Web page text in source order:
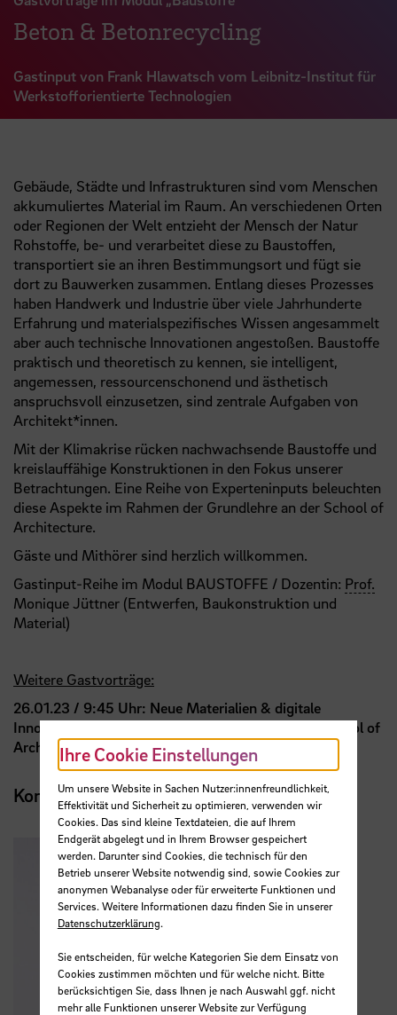
Beton & Betonrecycling
Gastinput von Frank Hlawatsch vom Leibnitz-Institut für
Werkstofforientierte Technologien
Gebäude, Städte und Infrastrukturen sind vom Menschen
akkumuliertes Material im Raum. An verschiedenen Orten
oder Regionen der Welt entzieht der Mensch der Natur
Rohstoffe, be- und verarbeitet diese zu Baustoffen,
transportiert sie an ihren Bestimmungsort und fügt sie
dort zu Bauwerken zusammen. Entlang dieses Prozesses
haben Handwerk und Industrie über viele Jahrhunderte
Erfahrung und materialspezifisches Wissen angesammelt
aber auch technische Innovationen angestoßen. Baustoffe
praktisch und theoretisch zu kennen, sie intelligent,
angemessen, ressourcenschonend und ästhetisch
anspruchsvoll einzusetzen, sind zentrale Aufgaben von
Architekt*innen.
Mit der Klimakrise rücken nachwachsende Baustoffe und
kreislauffähige Konstruktionen in den Fokus unserer
Betrachtungen. Eine Reihe von Experteninputs beleuchten
diese Aspekte im Rahmen der Grundlehre an der School of
Architecture.
Gäste und Mithörer sind herzlich willkommen.
Gastinput-Reihe im Modul BAUSTOFFE / Dozentin: Prof.
Monique Jüttner (Entwerfen, Baukonstruktion und
Material)
Weitere Gastvorträge:
26.01.23 / 9:45 Uhr: Neue Materialien & digitale
Innovation / Gastinput
Katrin M. Wiertelarz (School of
Architecture Bremen)
Kontakt
Ihre Cookie Einstellungen
Um unsere Website in Sachen Nutzer:innenfreundlichkeit,
Effektivität und Sicherheit zu optimieren, verwenden wir
Cookies. Das sind kleine Textdateien, die auf Ihrem
Endgerät abgelegt und in Ihrem Browser gespeichert
werden. Darunter sind Cookies, die technisch für den
Betrieb unserer Website notwendig sind, sowie Cookies zur
anonymen Webanalyse oder für erweiterte Funktionen und
Services. Weitere Informationen dazu finden Sie in unserer
Datenschutzerklärung.
Sie entscheiden, für welche Kategorien Sie dem Einsatz von
Cookies zustimmen möchten und für welche nicht. Bitte
berücksichtigen Sie, dass Ihnen je nach Auswahl ggf. nicht
mehr alle Funktionen unserer Website zur Verfügung